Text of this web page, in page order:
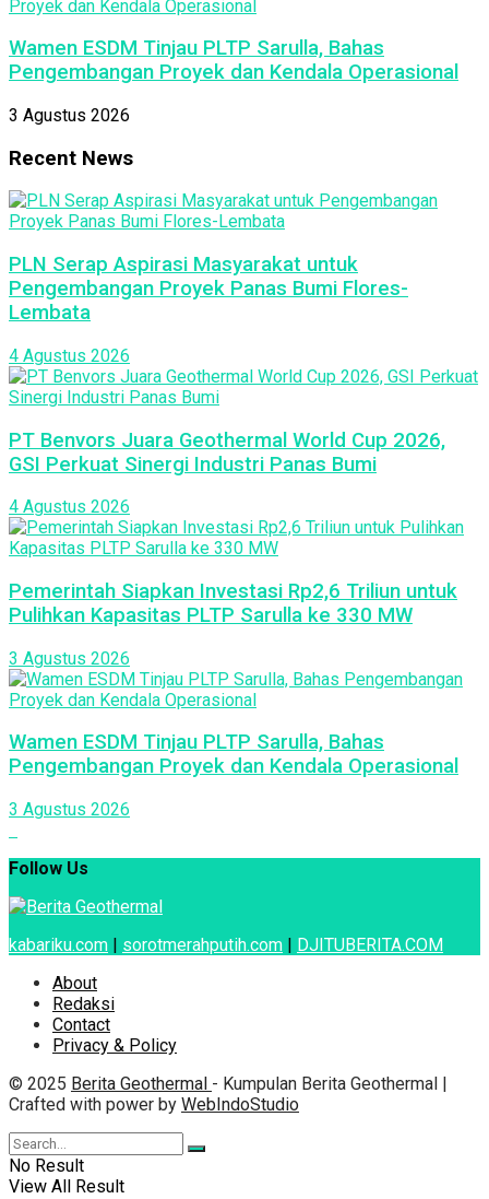
Wamen ESDM Tinjau PLTP Sarulla, Bahas
Pengembangan Proyek dan Kendala Operasional
3 Agustus 2026
Recent News
PLN Serap Aspirasi Masyarakat untuk
Pengembangan Proyek Panas Bumi Flores-
Lembata
4 Agustus 2026
PT Benvors Juara Geothermal World Cup 2026,
GSI Perkuat Sinergi Industri Panas Bumi
4 Agustus 2026
Pemerintah Siapkan Investasi Rp2,6 Triliun untuk
Pulihkan Kapasitas PLTP Sarulla ke 330 MW
3 Agustus 2026
Wamen ESDM Tinjau PLTP Sarulla, Bahas
Pengembangan Proyek dan Kendala Operasional
3 Agustus 2026
Follow Us
kabariku.com sorotmerahputih.com
DJITUBERITA.COM
About
Redaksi
Contact
Privacy & Policy
© 2025 Berita Geothermal - Kumpulan Berita Geothermal |
Crafted with power by WebIndoStudio
No Result
View All Result